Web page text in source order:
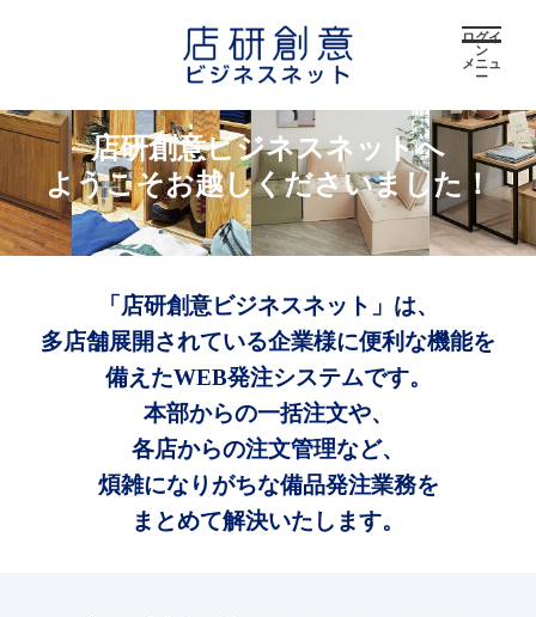
ログイ
ン
メニュ
ー
店研創意ビジネスネットへ
ようこそお越しくださいました！
「店研創意ビジネスネット」は、
多店舗展開されている企業様に便利な機能を
備えたWEB発注システムです。
本部からの一括注文や、
各店からの注文管理など、
煩雑になりがちな備品発注業務を
まとめて解決いたします。